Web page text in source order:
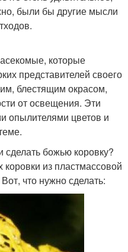
были бы другие мысли
которые
представителей своего
блестящим окрасом,
от освещения. Эти
опылителями цветов и
сделать божью коровку?
из пластмассовой
что нужно сделать: